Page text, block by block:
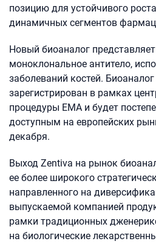
позицию для устойчивого
динамичных сегментов
Новый биоаналог
моноклональное антитело,
заболеваний костей.
зарегистрирован в рамках
процедуры EMA и будет
доступным на европейских
декабря.
Выход Zentiva на рынок
ее более широкого
направленного на
выпускаемой компанией
рамки традиционных
на биологические